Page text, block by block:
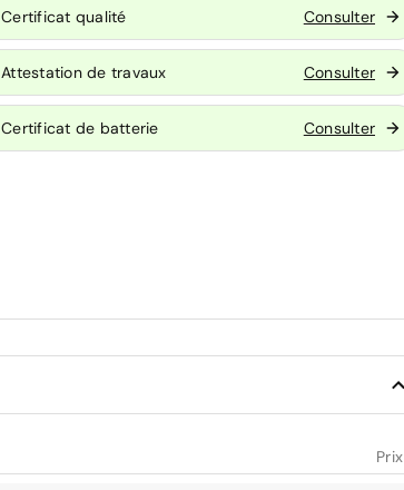
Certificat qualité Consulter
Attestation de travaux Consulter
Certificat de batterie Consulter
Prix